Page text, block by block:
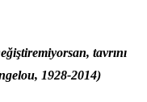
tavrını
1928-2014)